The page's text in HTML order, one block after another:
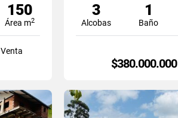
150
Área m2
Venta
3
Alcobas
1
Baño
$380.000.000